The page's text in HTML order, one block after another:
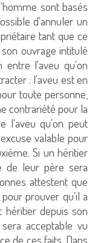
sont basés
d'annuler un
tant que ce
ouvrage intitulé
entre l'aveu qu'on
: l'aveu est en
toute personne,
contrariété pour la
l'aveu qu'on peut
valable pour
Si un héritier
de leur père sera
attestent que
prouver qu'il a
depuis son
acceptable vu
de ces faits. Dans